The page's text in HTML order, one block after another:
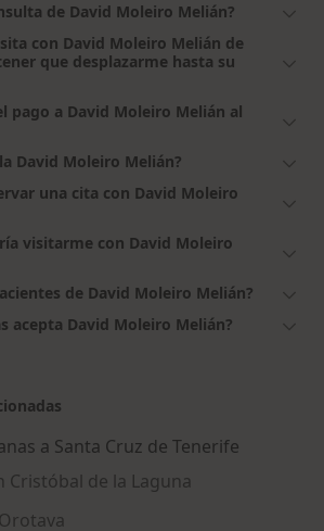
de David Moleiro Melián?
con David Moleiro Melián de
que desplazarme hasta su
pago a David Moleiro Melián al
David Moleiro Melián?
una cita con David Moleiro
visitarme con David Moleiro
de David Moleiro Melián?
acepta David Moleiro Melián?
a Santa Cruz de Tenerife
Cristóbal de la Laguna